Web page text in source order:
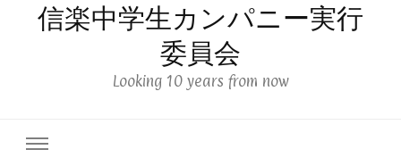
信楽中学生カンパニー実行
委員会
Looking 10 years from now